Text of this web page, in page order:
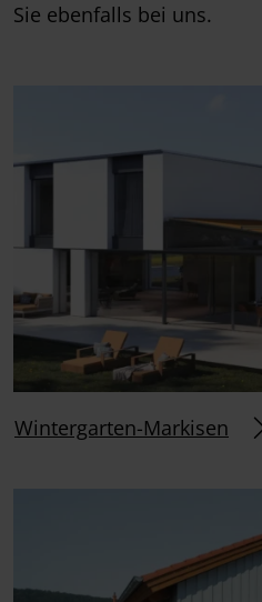
Sie ebenfalls bei uns.
Wintergarten-Markisen